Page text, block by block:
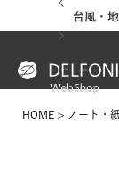
台風・
HOME ノート・